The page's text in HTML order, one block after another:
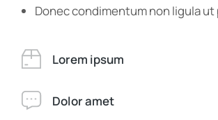
Donec condimentum non ligula ut
Lorem ipsum
Dolor amet